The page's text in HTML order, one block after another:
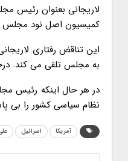
لاریجانی بعنوان رئیس
کمیسیون اصل نود مجلس
این تناقض رفتاری
به مجلس تلقی می کند.
در هر حال اینکه رئیس
نظام سیاسی کشور را بی
آمریکا اسرائیل